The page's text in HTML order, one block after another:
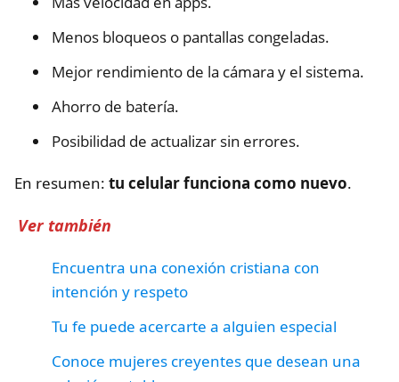
Menos bloqueos o pantallas congeladas.
Mejor rendimiento de la cámara y el sistema.
Ahorro de batería.
Posibilidad de actualizar sin errores.
En resumen: tu celular funciona como nuevo.
Ver también
Encuentra una conexión cristiana con
intención y respeto
Tu fe puede acercarte a alguien especial
Conoce mujeres creyentes que desean una